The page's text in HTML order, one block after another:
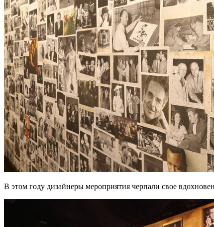
В этом году дизайнеры мероприятия черпали свое